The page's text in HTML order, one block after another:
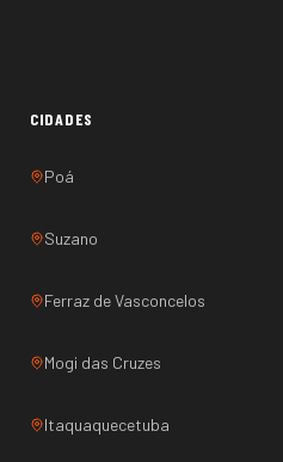
CIDADES
Poá
Suzano
Ferraz de Vasconcelos
Mogi das Cruzes
Itaquaquecetuba